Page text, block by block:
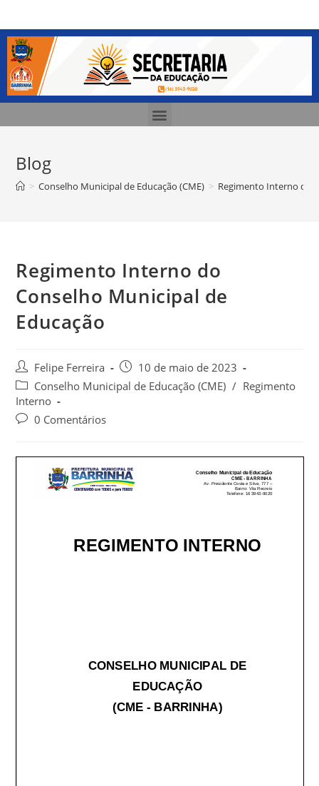
Blog
> Conselho Municipal de Educação (CME) > Regimento Interno do
Regimento Interno do
Conselho Municipal de
Educação
Felipe Ferreira
10 de maio de 2023
Conselho Municipal de Educação (CME) / Regimento
Interno
0 Comentários